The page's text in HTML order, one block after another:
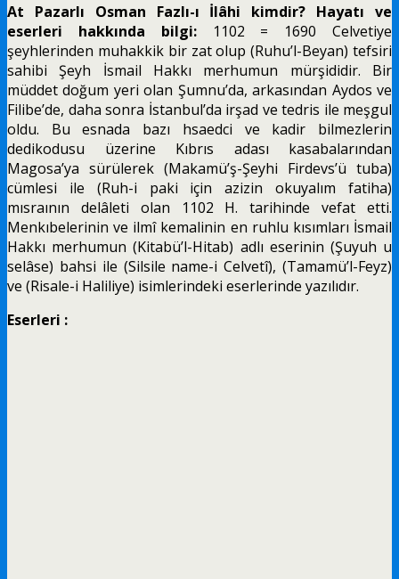
At Pazarlı Osman Fazlı-ı İlâhi kimdir? Hayatı ve
eserleri hakkında bilgi:
1102 = 1690 Celvetiye
şeyhlerinden muhakkik bir zat olup (Ruhu’l-Beyan) tefsiri
sahibi Şeyh İsmail Hakkı merhumun mürşididir. Bir
müddet doğum yeri olan Şumnu’da, arkasından Aydos ve
Filibe’de, daha sonra İstanbul’da irşad ve tedris ile meşgul
oldu. Bu esnada bazı hsaedci ve kadir bilmezlerin
dedikodusu üzerine Kıbrıs adası kasabalarından
Magosa’ya sürülerek (Makamü’ş-Şeyhi Firdevs’ü tuba)
cümlesi ile (Ruh-i paki içinazizin okuyalım fatiha)
mısraının delâleti olan 1102 H. tarihinde vefat etti.
Menkıbelerinin ve ilmî kemalinin en ruhlu kısımları İsmail
Hakkı merhumun (Kitabü’l-Hitab) adlı eserinin (Şuyuh u
selâse) bahsi ile (Silsile name-i Celvetî), (Tamamü’l-Feyz)
ve (Risale-i Haliliye) isimlerindeki eserlerinde yazılıdır.
Eserleri :